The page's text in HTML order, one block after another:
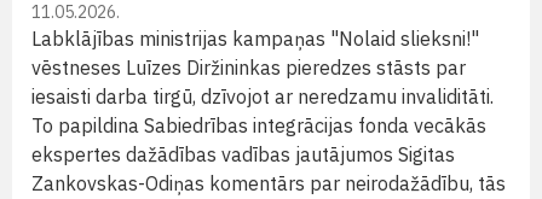
11.05.2026.
Labklājības ministrijas kampaņas "Nolaid slieksni!"
vēstneses Luīzes Diržininkas pieredzes stāsts par
iesaisti darba tirgū, dzīvojot ar neredzamu invaliditāti.
To papildina Sabiedrības integrācijas fonda vecākās
ekspertes dažādības vadības jautājumos Sigitas
Zankovskas-Odiņas komentārs par neirodažādību, tās